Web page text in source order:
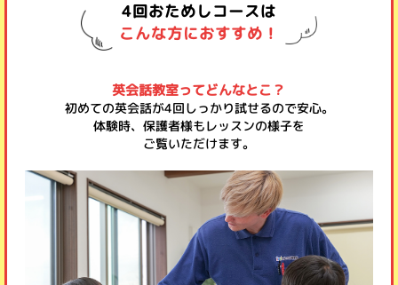
4回おためしコースは
こんな方におすすめ！
英会話教室ってどんなとこ？
初めての英会話が4回しっかり試せるので安心。
体験時、保護者様もレッスンの様子を
ご覧いただけます。